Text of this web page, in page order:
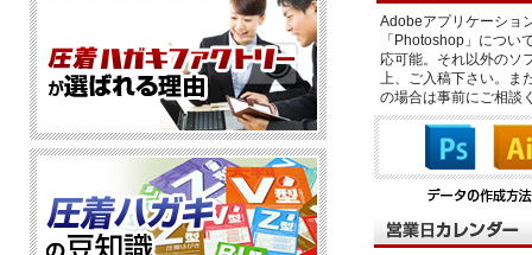
Adobeアプリケーショ
「Photoshop」につい
応可能。それ以外のソ
上、ご入稿下さい。ま
の場合は事前にご相談